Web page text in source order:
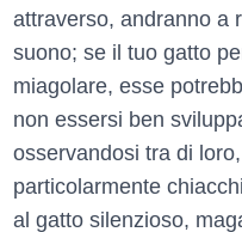
attraverso, andranno a
suono; se il tuo gatto
miagolare, esse
non essersi ben
osservandosi tra di
particolarmente
al gatto silenzioso,